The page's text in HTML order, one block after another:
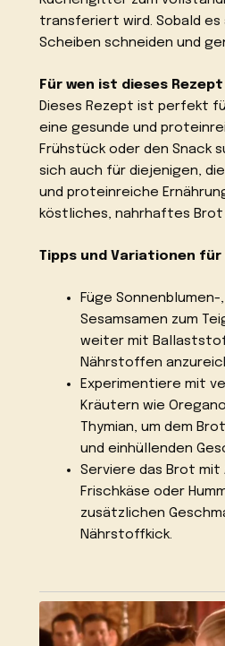
transferiert wird. Sobald es
Scheiben schneiden und
Für wen ist dieses
Dieses Rezept ist perfekt
eine gesunde und
Frühstück oder den Snack
sich auch für diejenigen,
und proteinreiche
köstliches, nahrhaftes
Tipps und Variationen für
Füge Sonnenblumen-
Sesamsamen zum
weiter mit
Nährstoffen
Experimentiere mit
Kräutern wie
Thymian, um dem
und einhüllenden
Serviere das Brot
Frischkäse oder
zusätzlichen
Nährstoffkick.